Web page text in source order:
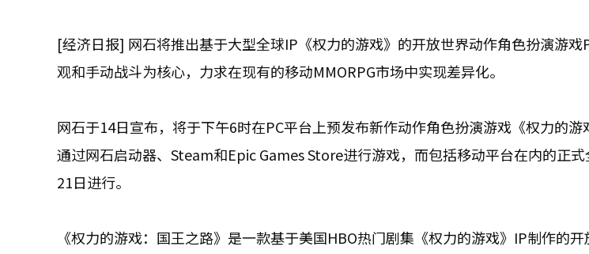
[经济日报] 网石将推出基于大型全球IP《权力的游戏》的开放世界动作角色扮演游
观和手动战斗为核心，力求在现有的移动MMORPG市场中实现差异化。
网石于14日宣布，将于下午6时在PC平台上预发布新作动作角色扮演游戏《权力的
通过网石启动器、Steam和Epic Games Store进行游戏，而包括移动平台在内的正
21日进行。
《权力的游戏：国王之路》是一款基于美国HBO热门剧集《权力的游戏》IP制作的开